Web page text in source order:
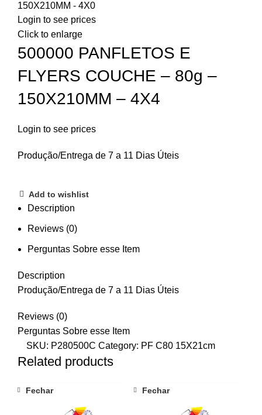
150X210MM - 4X0
Login to see prices
Click to enlarge
500000 PANFLETOS E
FLYERS COUCHE – 80g –
150X210MM – 4X4
Login to see prices
Produção/Entrega de 7 a 11 Dias Úteis
Add to wishlist
Description
Reviews (0)
Perguntas Sobre esse Item
Description
Produção/Entrega de 7 a 11 Dias Úteis
Reviews (0)
Perguntas Sobre esse Item
SKU: P280500C Category: PF C80 15X21cm
Related products
Fechar Fechar